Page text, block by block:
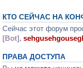
КТО СЕЙЧАС НА
Сейчас этот форум
[Bot],
ПРАВА ДОСТУПА